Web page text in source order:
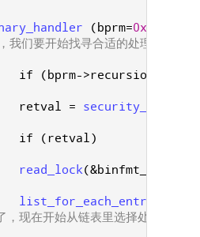
( bprm=
我们要开始找寻合适的处理模块了
if ( bprm->recursion_depth
retval =
if ( retval)
read_lock(&binfmt_lock
list_for_each_entry
，现在开始从链表里选择处理模块